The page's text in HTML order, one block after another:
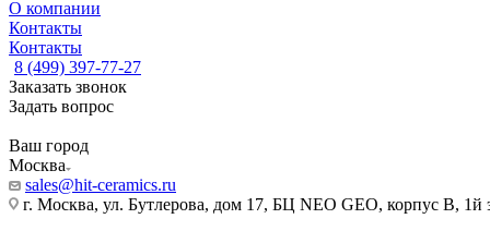
О компании
Контакты
Контакты
8 (499) 397-77-27
Заказать звонок
Задать вопрос
Ваш город
Москва
sales@hit-ceramics.ru
г. Москва, ул. Бутлерова, дом 17, БЦ NEO GEO, корпус В, 1й